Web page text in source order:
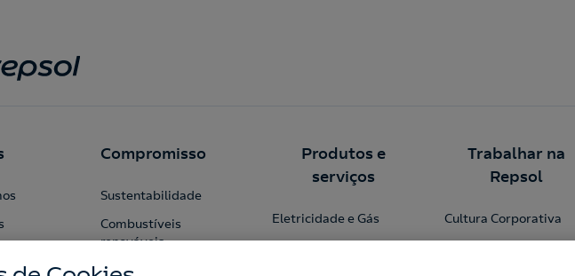
Compromisso
Sustentabilidade
Combustíveis
renováveis
Segurança
Produtos e
serviços
Eletricidade e Gás
Trabalhar na
Repsol
Cultura Corporativa